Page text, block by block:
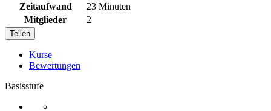
Zeitaufwand
23 Minuten
Mitglieder
2
Teilen
Kurse
Bewertungen
Basisstufe